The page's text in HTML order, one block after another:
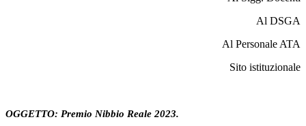
Al DSGA
Al Personale ATA
Sito istituzionale
OGGETTO: Premio Nibbio Reale 2023.